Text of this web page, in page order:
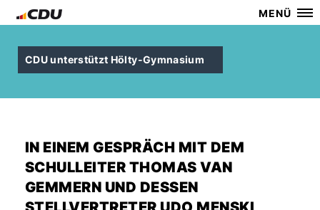
MENÜ
CDU unterstützt Hölty-Gymnasium
IN EINEM GESPRÄCH MIT DEM
SCHULLEITER THOMAS VAN
GEMMERN UND DESSEN